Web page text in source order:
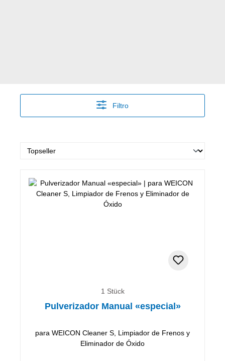
Filtro
1 Stück
Pulverizador Manual «especial»
para WEICON Cleaner S, Limpiador de Frenos y
Eliminador de Óxido